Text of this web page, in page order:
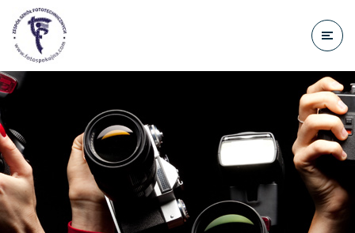
treści